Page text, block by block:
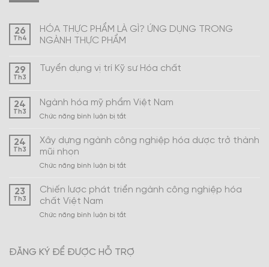
26
Th4
HÓA THỰC PHẨM LÀ GÌ? ỨNG DỤNG TRONG
NGÀNH THỰC PHẨM
29
Th3
Tuyển dụng vị trí Kỹ sư Hóa chất
24
Th3
Ngành hóa mỹ phẩm Việt Nam
Chức năng bình luận bị tắtở
mỹ
Việt
24
Th3
Xây dựng ngành công nghiệp hóa dược trở thành
mũi nhọn
Chức năng bình luận bị tắtở
dựng
ngành
nghiệp
trở
thành
23
Th3
Chiến lược phát triển ngành công nghiệp hóa
chất Việt Nam
Chức năng bình luận bị tắtở
triển
ĐĂNG KÝ ĐỂ ĐƯỢC HỖ TRỢ